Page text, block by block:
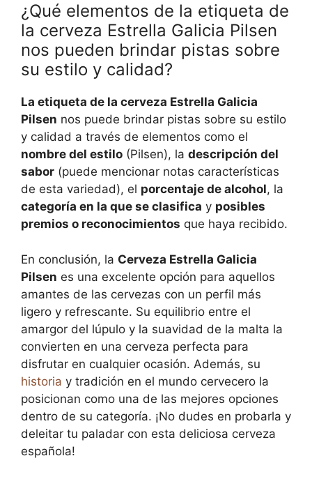
¿Qué elementos de la etiqueta de
la cerveza Estrella Galicia Pilsen
nos pueden brindar pistas sobre
su estilo y calidad?
La etiqueta de la cerveza Estrella Galicia
Pilsen nos puede brindar pistas sobre su estilo
y calidad a través de elementos como el
nombre del estilo (Pilsen), la descripción del
sabor (puede mencionar notas características
de esta variedad), el porcentaje de alcohol, la
categoría en la que se clasifica y posibles
premios o reconocimientos que haya recibido.
En conclusión, la Cerveza Estrella Galicia
Pilsen es una excelente opción para aquellos
amantes de las cervezas con un perfil más
ligero y refrescante. Su equilibrio entre el
amargor del lúpulo y la suavidad de la malta la
convierten en una cerveza perfecta para
disfrutar en cualquier ocasión. Además, su
historia y tradición en el mundo cervecero la
posicionan como una de las mejores opciones
dentro de su categoría. ¡No dudes en probarla y
deleitar tu paladar con esta deliciosa cerveza
española!